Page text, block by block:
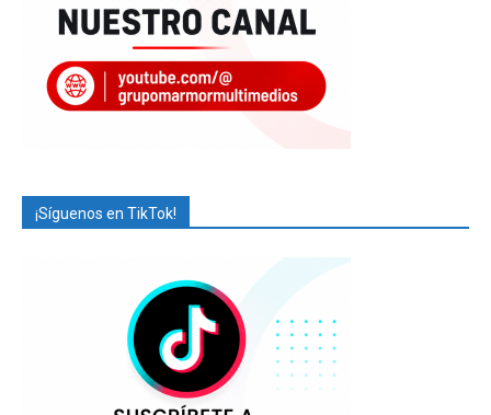
¡Síguenos en TikTok!